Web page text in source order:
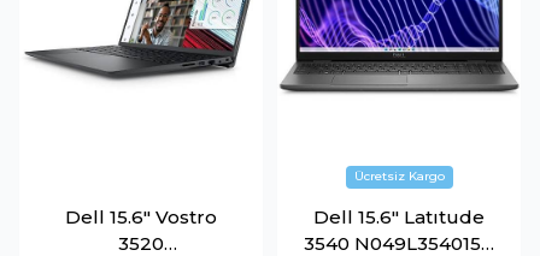
Dell 15.6" Vostro
3520
Dell 15.6" Latıtude
3540 N049L354015U